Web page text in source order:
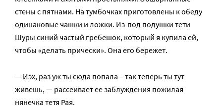
стены с пятнами. На тумбочках приготовлены к обеду
одинаковые чашки и ложки. Из-под подушки тети
Шуры синий частый гребешок, который я купила ей,
чтобы «делать прически». Она его бережет.
— Иэх, раз уж ты сюда попала – так теперь ты тут
живешь, — рассеивает ее заблуждения пожилая
нянечка тетя Рая.